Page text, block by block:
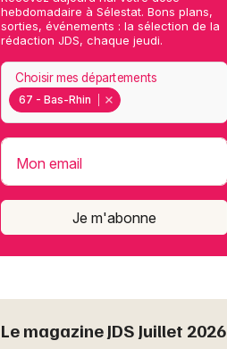
hebdomadaire à Sélestat. Bons plans,
sorties, événements : la sélection de la
rédaction JDS, chaque jeudi.
67 - Bas-Rhin
Choisir mes départements
Mon email
Je m'abonne
Le magazine JDS Juillet 2026